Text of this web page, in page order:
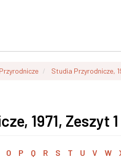
Studia Przyrodnicze,
1971, Zeszyt
O P Q R S T U V W